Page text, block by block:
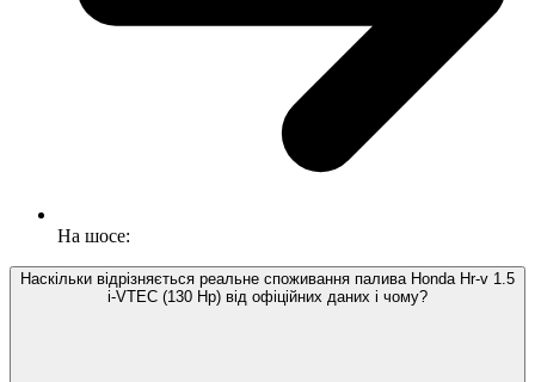
На шосе:
Наскільки відрізняється реальне споживання палива Honda Hr-v 1.5
i-VTEC (130 Hp) від офіційних даних і чому?